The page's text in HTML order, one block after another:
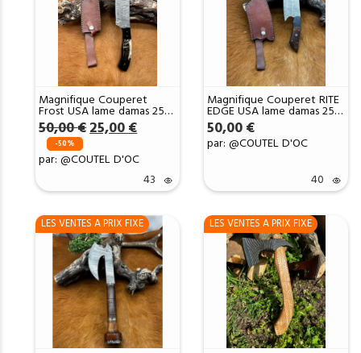
Magnifique Couperet
Frost USA lame damas 256
Couches manche en corne
de bélier avec extrémités
en corne de buffle étui
cuir ref CP2
50,00€Le
prix
initial
était :
25,00 €Le
prix
actuel
est :
25,00 €.
-50%
par: @COUTEL D'OC
43
Magnifique Couperet RITE
EDGE USA lame damas 256
Couches manche en Bois
ref CP1
50,00 €
par: @COUTEL D'OC
40
LES VENTES A PRIX FIXE LES VENTES A PRIX FIXE